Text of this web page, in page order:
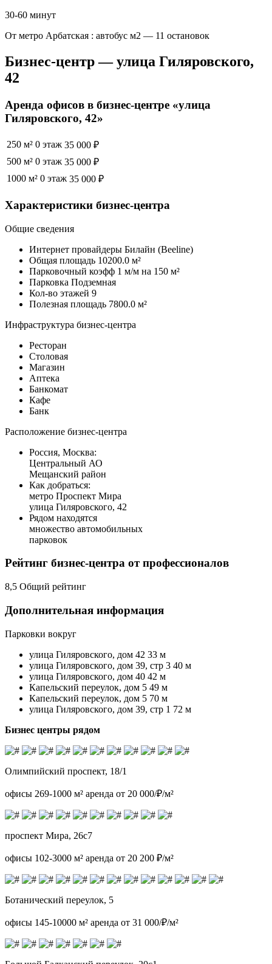
30-60 минут
От метро Арбатская : автобус м2 — 11 остановок
Бизнес-центр — улица Гиляровского,
42
Аренда офисов в бизнес-центре «улица
Гиляровского, 42»
250 м² 0 этаж 35 000 ₽
500 м² 0 этаж 35 000 ₽
1000 м² 0 этаж 35 000 ₽
Характеристики бизнес-центра
Общие сведения
Интернет провайдеры Билайн (Beeline)
Общая площадь 10200.0 м²
Парковочный коэфф 1 м/м на 150 м²
Парковка Подземная
Кол-во этажей 9
Полезная площадь 7800.0 м²
Инфраструктура бизнес-центра
Ресторан
Столовая
Магазин
Аптека
Банкомат
Кафе
Банк
Расположение бизнес-центра
Россия, Москва:
Центральный АО
Мещанский район
Как добраться:
метро Проспект Мира
улица Гиляровского, 42
Рядом находятся
множество автомобильных
парковок
Рейтинг бизнес-центра от профессионалов
8,5 Общий рейтинг
Дополнительная информация
Парковки вокруг
улица Гиляровского, дом 42 33 м
улица Гиляровского, дом 39, стр 3 40 м
улица Гиляровского, дом 40 42 м
Капельский переулок, дом 5 49 м
Капельский переулок, дом 5 70 м
улица Гиляровского, дом 39, стр 1 72 м
Бизнес центры рядом
Олимпийский проспект, 18/1
офисы 269-1000 м² аренда от 20 000/₽/м²
проспект Мира, 26с7
офисы 102-3000 м² аренда от 20 200 ₽/м²
Ботанический переулок, 5
офисы 145-10000 м² аренда от 31 000/₽/м²